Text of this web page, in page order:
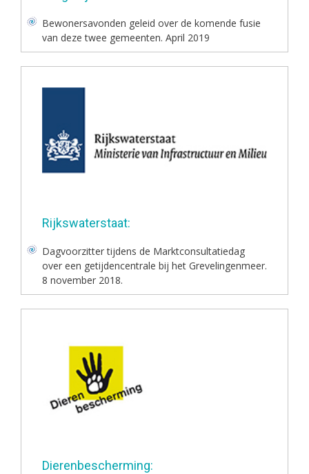
Bewonersavonden geleid over de komende fusie
van deze twee gemeenten. April 2019
Rijkswaterstaat:
Dagvoorzitter tijdens de Marktconsultatiedag
over een getijdencentrale bij het Grevelingenmeer.
8 november 2018.
Dierenbescherming: